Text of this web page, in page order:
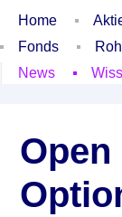
Home
Fonds
News
Open